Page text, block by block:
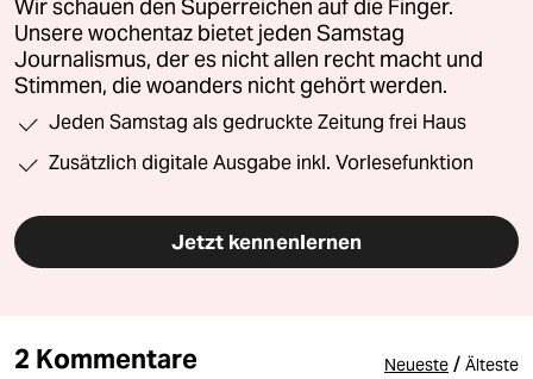
Wir schauen den Superreichen auf die Finger.
Unsere wochentaz bietet jeden Samstag
Journalismus, der es nicht allen recht macht und
Stimmen, die woanders nicht gehört werden.
Jeden Samstag als gedruckte Zeitung frei Haus
Zusätzlich digitale Ausgabe inkl. Vorlesefunktion
Jetzt kennenlernen
2 Kommentare Neueste / Älteste